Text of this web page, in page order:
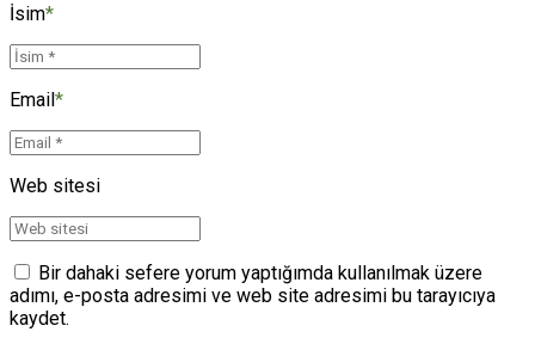
İsim*
Email*
Web sitesi
Bir dahaki sefere yorum yaptığımda kullanılmak üzere
adımı, e-posta adresimi ve web site adresimi bu tarayıcıya
kaydet.